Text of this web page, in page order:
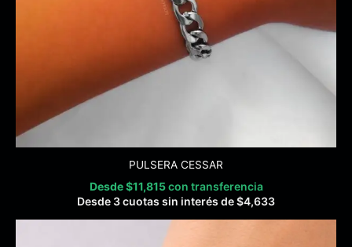
PULSERA CESSAR
Desde$11,815 con transferencia
Desde 3 cuotas sin interés de$4,633